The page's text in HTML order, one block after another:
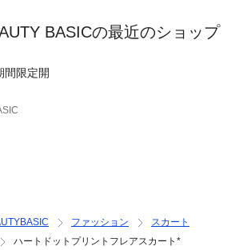
BASICの最近のショップ
間限定開
ファッション
スカート
ハートドットプリントフレアスカート*